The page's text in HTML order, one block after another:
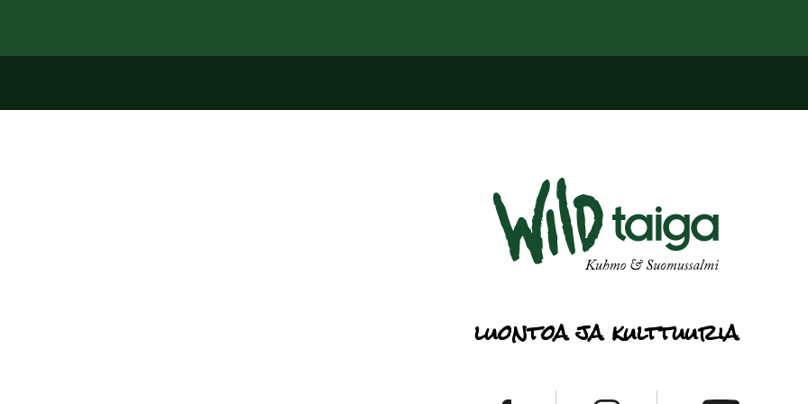
luontoa ja kulttuuria